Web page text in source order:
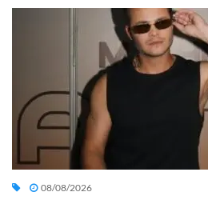
08/08/2026